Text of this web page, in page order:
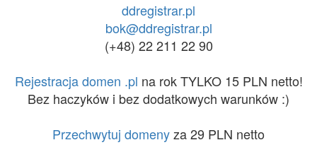
ddregistrar.pl
bok@ddregistrar.pl
(+48) 22 211 22 90
Rejestracja domen .pl na rok TYLKO 15 PLN netto!
Bez haczyków i bez dodatkowych warunków :)
Przechwytuj domenyza 29 PLN netto